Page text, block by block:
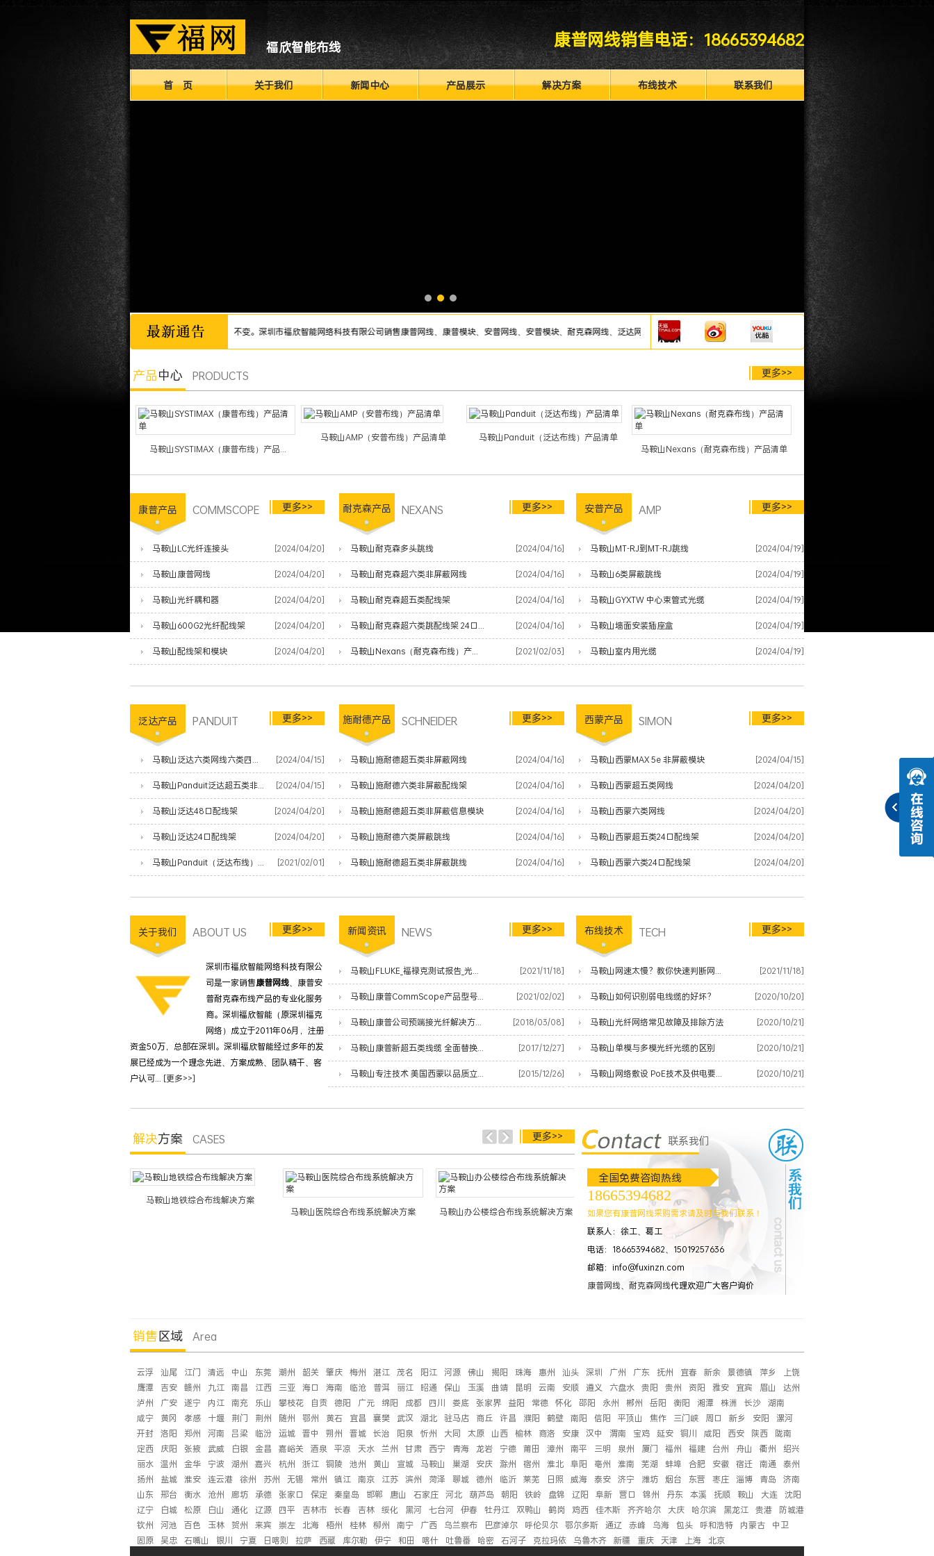
福欣智能布线 康普网线销售电话：18665394682
首 页 关于我们 新闻中心 产品展示 解决方案 布线技术 联系我们
诚信为本，市场永远在变，诚信永远不变。深圳市福欣智能网络科技有限公司销售康普网线、康普模块、安普网线、安普模块、耐克森网线、泛达网线、施耐德网线模块配线架等综合布线产品，厂家仓库直发，欢迎来电咨询康普网线
产品中心 PRODUCTS 更多>>
马鞍山SYSTIMAX（康普布线）产品...
马鞍山AMP（安普布线）产品清单
马鞍山Panduit（泛达布线）产品清单
马鞍山Nexans（耐克森布线）产品清单
康普产品 COMMSCOPE 更多>>
马鞍山LC光纤连接头 [2024/04/20]
马鞍山康普网线 [2024/04/20]
马鞍山光纤耦和器 [2024/04/20]
马鞍山600G2光纤配线架 [2024/04/20]
马鞍山配线架和模块 [2024/04/20]
耐克森产品 NEXANS 更多>>
马鞍山耐克森多头跳线 [2024/04/16]
马鞍山耐克森超六类非屏蔽网线 [2024/04/16]
马鞍山耐克森超五类配线架 [2024/04/16]
马鞍山耐克森超六类跳配线架 24口抽屉式 [2024/04/16]
马鞍山Nexans（耐克森布线）产品清单 [2021/02/03]
安普产品 AMP 更多>>
马鞍山MT-RJ到MT-RJ跳线 [2024/04/19]
马鞍山6类屏蔽跳线 [2024/04/19]
马鞍山GYXTW 中心束管式光缆 [2024/04/19]
马鞍山墙面安装插座盒 [2024/04/19]
马鞍山室内用光缆 [2024/04/19]
泛达产品 PANDUIT 更多>>
马鞍山泛达六类网线六类四对非屏蔽双绞线 [2024/04/15]
马鞍山Panduit泛达超五类非屏蔽网线 [2024/04/15]
马鞍山泛达48口配线架 [2024/04/20]
马鞍山泛达24口配线架 [2024/04/20]
马鞍山Panduit（泛达布线）产品清单 [2021/02/01]
施耐德产品 SCHNEIDER 更多>>
马鞍山施耐德超五类非屏蔽网线 [2024/04/16]
马鞍山施耐德六类非屏蔽配线架 [2024/04/16]
马鞍山施耐德超五类非屏蔽信息模块 [2024/04/16]
马鞍山施耐德六类屏蔽跳线 [2024/04/16]
马鞍山施耐德超五类非屏蔽跳线 [2024/04/16]
西蒙产品 SIMON 更多>>
马鞍山西蒙MAX 5e 非屏蔽模块 [2024/04/15]
马鞍山西蒙超五类网线 [2024/04/20]
马鞍山西蒙六类网线 [2024/04/20]
马鞍山西蒙超五类24口配线架 [2024/04/20]
马鞍山西蒙六类24口配线架 [2024/04/20]
关于我们 ABOUT US 更多>>
深圳市福欣智能网络科技有限公
司是一家销售康普网线、康普安
普耐克森布线产品的专业化服务
商。深圳福欣智能（原深圳福克
网络）成立于2011年06月，注册
资金50万，总部在深圳。深圳福欣智能经过多年的发
展已经成为一个理念先进、方案成熟、团队精干、客
户认可... [更多>>]
新闻资讯 NEWS 更多>>
马鞍山FLUKE_福禄克测试报告_光纤熔接测试小能手 [2021/11/18]
马鞍山康普CommScope产品型号公共代码价格表 [2021/02/02]
马鞍山康普公司预端接光纤解决方案-让您的数据中心服务更快上线 [2018/03/08]
马鞍山康普新超五类线缆 全面替换原安普蓝白线 [2017/12/27]
马鞍山专注技术 美国西蒙以品质立足网络时代 [2015/12/26]
布线技术 TECH 更多>>
马鞍山网速太慢？教你快速判断网线是否有质量问题 [2021/11/18]
马鞍山如何识别弱电线缆的好坏？ [2020/10/20]
马鞍山光纤网络常见故障及排除方法 [2020/10/21]
马鞍山单模与多模光纤光缆的区别 [2020/10/21]
马鞍山网络敷设 PoE技术及供电要点整理 [2020/10/21]
解决方案 CASES 更多>>
马鞍山地铁综合布线解决方案
马鞍山医院综合布线系统解决方案
马鞍山办公楼综合布线系统解决方案 马鞍山酒店高清网络视频监控解决方案
联系我们
全国免费咨询热线
18665394682
如果您有康普网线采购需求请及时与我们联系！
联系人：徐工、葛工
电话：18665394682、15019257636
邮箱：info@fuxinzn.com
康普网线、 耐克森网线代理欢迎广大客户询价
销售区域 Area
云浮 汕尾 江门 清远 中山 东莞 潮州 韶关 肇庆 梅州 湛江 茂名 阳江 河源 佛山 揭阳 珠海 惠州 汕头 深圳 广州 广东 抚州 宜春 新余 景德镇 萍乡
上饶
鹰潭 吉安 赣州 九江 南昌 江西 三亚 海口 海南 临沧 普洱 丽江 昭通 保山 玉溪 曲靖 昆明 云南 安顺 遵义 六盘水 贵阳 贵州 资阳 雅安 宜宾 眉山
达州
泸州
广安 遂宁 内江 南充 乐山 攀枝花 自贡 德阳 广元 绵阳 成都 四川 娄底 张家界 益阳 常德 怀化 邵阳 永州 郴州 岳阳 衡阳 湘潭 株洲 长沙 湖南
咸宁
黄冈 孝感 十堰 荆门 荆州 随州 鄂州 黄石 宜昌 襄樊 武汉 湖北 驻马店 商丘 许昌 濮阳 鹤壁 南阳 信阳 平顶山 焦作 三门峡 周口 新乡 安阳
漯河
开封 洛阳 郑州 河南 吕梁 临汾 运城 晋中 朔州 晋城 长治 阳泉 忻州 大同 太原 山西 榆林 商洛 安康 汉中 渭南 宝鸡 延安 铜川 咸阳 西安 陕西
陇南
定西
庆阳 张掖 武威 白银 金昌 嘉峪关 酒泉 平凉 天水 兰州 甘肃 西宁 青海 龙岩 宁德 莆田 漳州 南平 三明 泉州 厦门 福州 福建 台州 舟山 衢州
绍兴
丽水 温州 金华 宁波 湖州 嘉兴 杭州 浙江 铜陵 池州 黄山 宣城 马鞍山 巢湖 安庆 滁州 宿州 淮北 阜阳 亳州 淮南 芜湖 蚌埠 合肥 安徽 宿迁 南通
泰州
扬州
盐城 淮安 连云港 徐州 苏州 无锡 常州 镇江 南京 江苏 滨州 菏泽 聊城 德州 临沂 莱芜 日照 威海 泰安 济宁 潍坊 烟台 东营 枣庄 淄博 青岛
济南
山东
邢台 衡水 沧州 廊坊 承德 张家口 保定 秦皇岛 邯郸 唐山 石家庄 河北 葫芦岛 朝阳 铁岭 盘锦 辽阳 阜新 营口 锦州 丹东 本溪 抚顺 鞍山 大连 沈阳
辽宁
白城 松原 白山 通化 辽源 四平 吉林市 长春 吉林 绥化 黑河 七台河 伊春 牡丹江 双鸭山 鹤岗 鸡西 佳木斯 齐齐哈尔 大庆 哈尔滨 黑龙江 贵港
防城港
钦州
河池 百色 玉林 贺州 来宾 崇左 北海 梧州 桂林 柳州 南宁 广西 乌兰察布 巴彦淖尔 呼伦贝尔 鄂尔多斯 通辽 赤峰 乌海 包头 呼和浩特 内蒙古
中卫
固原
吴忠 石嘴山 银川 宁夏 日喀则 拉萨 西藏 库尔勒 伊宁 和田 喀什 吐鲁番 哈密 石河子 克拉玛依 乌鲁木齐 新疆 重庆 天津 上海 北京